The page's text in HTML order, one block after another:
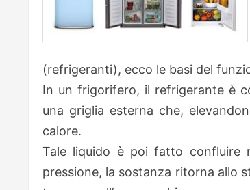
(refrigeranti), ecco le basi del
In un frigorifero, il refrigerante è
una griglia esterna che,
calore.
Tale liquido è poi fatto confluire
pressione, la sostanza ritorna allo